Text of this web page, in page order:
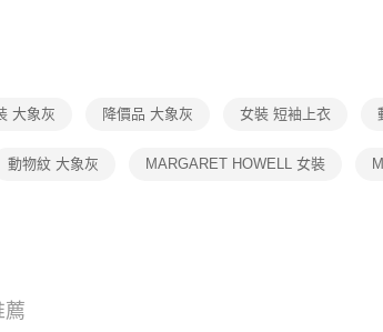
１．透過
求債權轉
免運費
大象灰 降價品 大象灰 女裝 短袖上衣
動物紋 大象灰 MARGARET HOWELL 女裝
薦